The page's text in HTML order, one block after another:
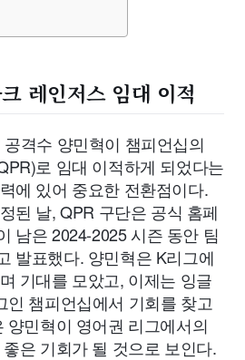
레인저스 임대 이적
격수 양민혁이 챔피언십의
로 임대 이적하게 되었다는
에 있어 중요한 전환점이다.
된 날, QPR 구단은 공식 홈페
남은 2024-2025 시즌 동안 팀
발표했다. 양민혁은 K리그에
기대를 모았고, 이제는 잉글
인 챔피언십에서 기회를 찾고
양민혁이 영어권 리그에서의
은 기회가 될 것으로 보인다.